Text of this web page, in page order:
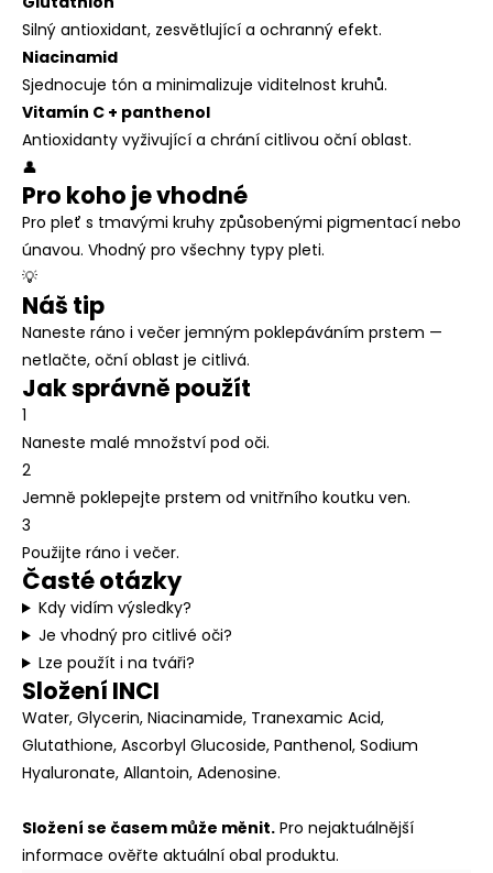
Silný antioxidant, zesvětlující a ochranný efekt.
Niacinamid
Sjednocuje tón a minimalizuje viditelnost kruhů.
Vitamín C + panthenol
Antioxidanty vyživující a chrání citlivou oční oblast.
👤
Pro koho je vhodné
Pro pleť s tmavými kruhy způsobenými pigmentací nebo
únavou. Vhodný pro všechny typy pleti.
💡
Náš tip
Naneste ráno i večer jemným poklepáváním prstem —
netlačte, oční oblast je citlivá.
Jak správně použít
1
Naneste malé množství pod oči.
2
Jemně poklepejte prstem od vnitřního koutku ven.
3
Použijte ráno i večer.
Časté otázky
Kdy vidím výsledky?
Je vhodný pro citlivé oči?
Lze použít i na tváři?
Složení INCI
Water, Glycerin, Niacinamide, Tranexamic Acid,
Glutathione, Ascorbyl Glucoside, Panthenol, Sodium
Hyaluronate, Allantoin, Adenosine.
Složení se časem může měnit. Pro nejaktuálnější
informace ověřte aktuální obal produktu.